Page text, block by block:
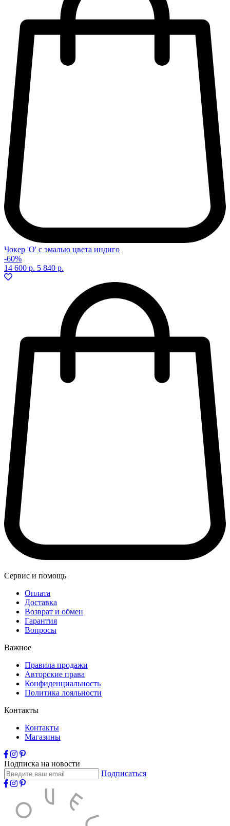
Чокер 'O' с эмалью цвета индиго
-60%
14 600 р. 5 840 р.
Сервис и помощь
Оплата
Доставка
Возврат и обмен
Гарантия
Вопросы
Важное
Правила продажи
Авторские права
Конфиденциальность
Политика лояльности
Контакты
Контакты
Магазины
Подписка на новости
Подписаться